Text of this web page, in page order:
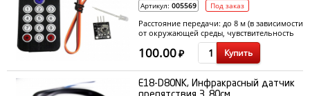
Артикул: 005569 Под заказ
Расстояние передачи: до 8 м (в зависимости
от окружающей среды, чувствительность
приемника и т.д.), батарея: CR2025 кнопки
батареи, емкость аккумулятора: 160mAh,
эффективный угол: 60 °, придерживаться
материал: 0.125mmPET, статический ток:
3uA - 5uA, динамический ток: 3 мА - 5мА
100.00₽ Купить
E18-D80NK, Инфракрасный датчик